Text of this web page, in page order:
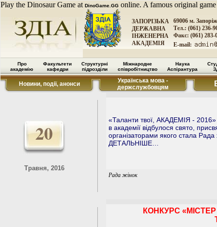
Play the Dinosaur Game at DinoGame.GG online. A famous original
ЗАПОРІЗЬКА
ДЕРЖАВНА
ІНЖЕНЕРНА
АКАДЕМІЯ
69006 м.
Тел.: (061) 236-
Факс: (061) 283-
E-mail:
Про
академію
Факультети
кафедри
Структурні
підрозділи
Міжнародне
співробітництво
Наука
Аспірантура
Новини, події, анонси
Українська мова -
держслужбовцям
20
Травня, 2016
«Таланти твої, АКАДЕМІЯ - 2016»
в академії відбулося свято,
організаторами якого стала Рада
ДЕТАЛЬНІШЕ…
Рада жінок
КОНКУРС